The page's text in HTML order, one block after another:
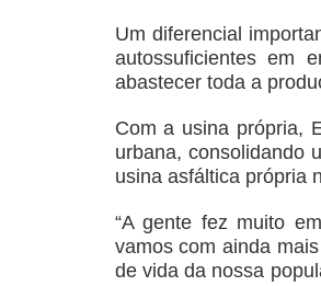
Um diferencial
autossuficientes em
abastecer toda a
Com a usina própria,
urbana, consolidando
usina asfáltica própria
“A gente fez muito
vamos com ainda
de vida da nossa